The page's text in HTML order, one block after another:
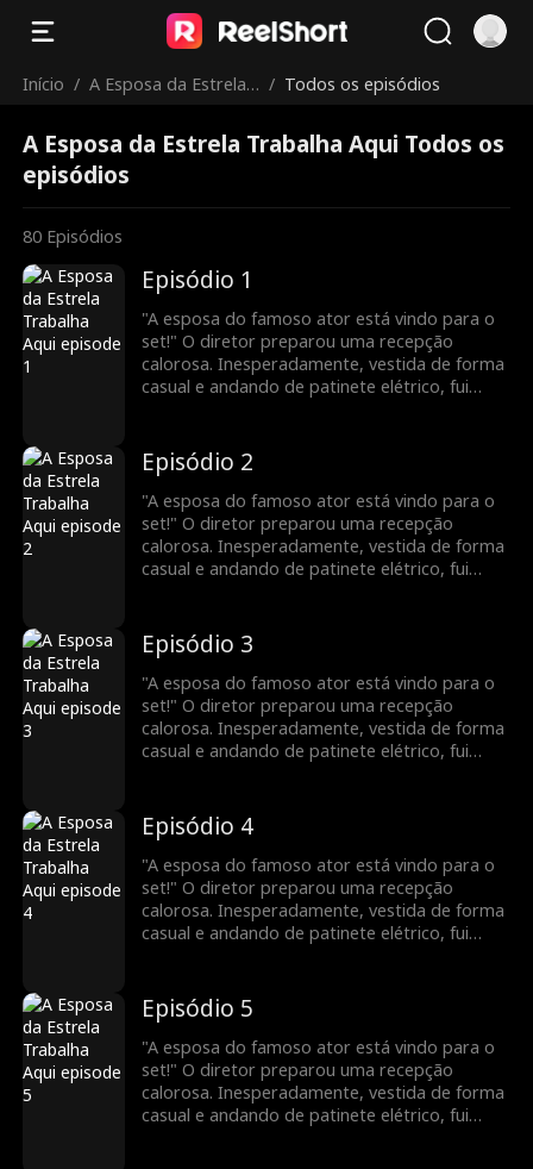
Início / A Esposa da Estrela
/ Todos os episódios
A Esposa da Estrela Trabalha Aqui Todos os
episódios
80 Episódios
Episódio 1
"A esposa do famoso ator está vindo para o
set!" O diretor preparou uma recepção
calorosa. Inesperadamente, vestida de forma
casual e andando de patinete elétrico, fui
esposa do meu marido! Todos a bajulavam e
me maltratavam. Veja como vou deixá-los
envergonhados!
Episódio 2
"A esposa do famoso ator está vindo para o
set!" O diretor preparou uma recepção
calorosa. Inesperadamente, vestida de forma
casual e andando de patinete elétrico, fui
esposa do meu marido! Todos a bajulavam e
me maltratavam. Veja como vou deixá-los
envergonhados!
Episódio 3
"A esposa do famoso ator está vindo para o
set!" O diretor preparou uma recepção
calorosa. Inesperadamente, vestida de forma
casual e andando de patinete elétrico, fui
esposa do meu marido! Todos a bajulavam e
me maltratavam. Veja como vou deixá-los
envergonhados!
Episódio 4
"A esposa do famoso ator está vindo para o
set!" O diretor preparou uma recepção
calorosa. Inesperadamente, vestida de forma
casual e andando de patinete elétrico, fui
esposa do meu marido! Todos a bajulavam e
me maltratavam. Veja como vou deixá-los
envergonhados!
Episódio 5
"A esposa do famoso ator está vindo para o
set!" O diretor preparou uma recepção
calorosa. Inesperadamente, vestida de forma
casual e andando de patinete elétrico, fui